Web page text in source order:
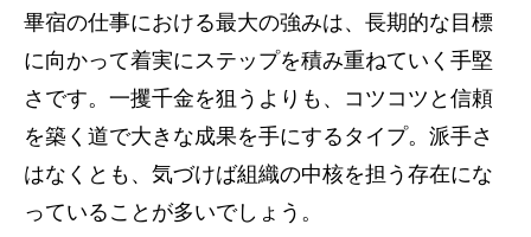
畢宿の仕事における最大の強みは、長期的な目標
に向かって着実にステップを積み重ねていく手堅
さです。一攫千金を狙うよりも、コツコツと信頼
を築く道で大きな成果を手にするタイプ。派手さ
はなくとも、気づけば組織の中核を担う存在にな
っていることが多いでしょう。